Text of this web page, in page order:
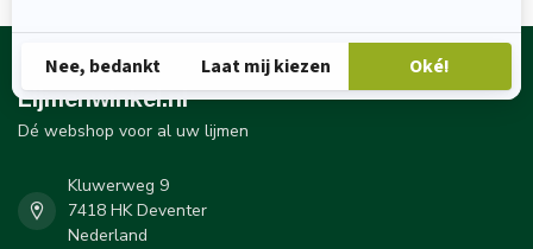
Lijmenwinkel.nl
Dé webshop voor al uw lijmen
Kluwerweg 9
7418 HK Deventer
Nederland